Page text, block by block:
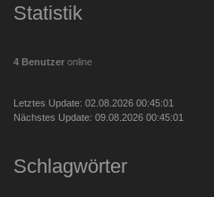
Statistik
4 Benutzer online
Letztes Update: 02.08.2026 00:45:01
Nächstes Update: 09.08.2026 00:45:01
Schlagwörter